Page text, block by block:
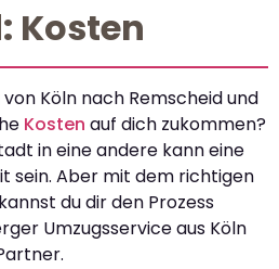
Kosten
Köln nach Remscheid und
Kosten auf dich zukommen?
in eine andere kann eine
sein. Aber mit dem richtigen
kannst du dir den Prozess
Umzugsservice aus Köln